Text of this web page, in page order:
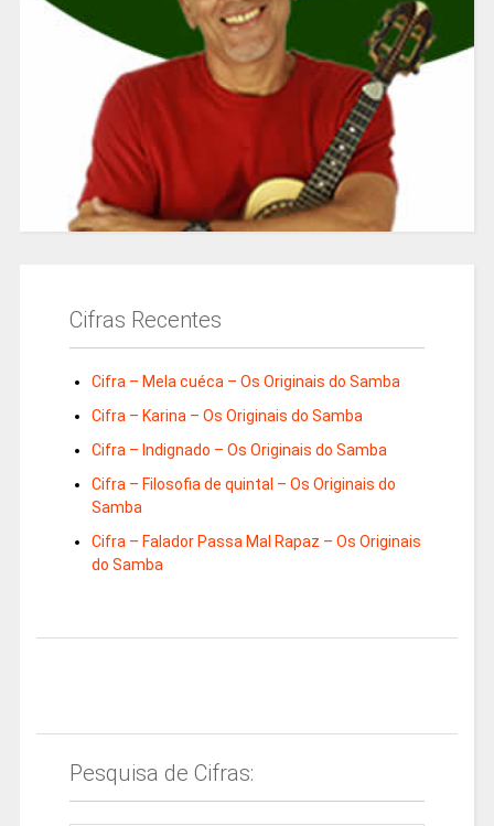
Cifras Recentes
Cifra – Mela cuéca – Os Originais do Samba
Cifra – Karina – Os Originais do Samba
Cifra – Indignado – Os Originais do Samba
Cifra – Filosofia de quintal – Os Originais do
Samba
Cifra – Falador Passa Mal Rapaz – Os Originais
do Samba
Pesquisa de Cifras: